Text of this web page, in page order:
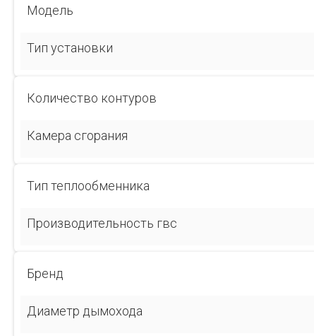
Модель
Тип установки
Количество контуров
Камера сгорания
Тип теплообменника
Производительность гвс
Бренд
Диаметр дымохода